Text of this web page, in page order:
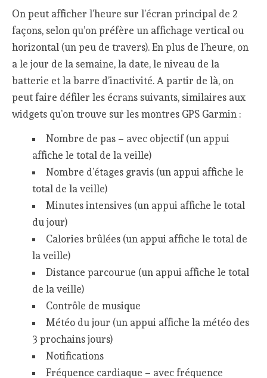
On peut afficher l’heure sur l’écran principal de 2
façons, selon qu’on préfère un affichage vertical ou
horizontal (un peu de travers). En plus de l’heure, on
a le jour de la semaine, la date, le niveau de la
batterie et la barre d’inactivité. A partir de là, on
peut faire défiler les écrans suivants, similaires aux
widgets qu’on trouve sur les montres GPS Garmin :
Nombre de pas – avec objectif (un appui
affiche le total de la veille)
Nombre d’étages gravis (un appui affiche le
total de la veille)
Minutes intensives (un appui affiche le total
du jour)
Calories brûlées (un appui affiche le total de
la veille)
Distance parcourue (un appui affiche le total
de la veille)
Contrôle de musique
Météo du jour (un appui affiche la météo des
3 prochains jours)
Notifications
Fréquence cardiaque – avec fréquence